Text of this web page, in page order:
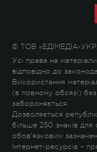
© ТОВ «ЕДІМЕДІА-
Усі права на
відповідно до
Використання
(в повному обсязі)
забороняється.
Дозволяється
більше 250 знаків для
обов'язковим
Інтернет-ресурсів –